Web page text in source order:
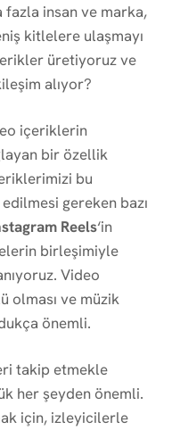
fazla insan ve marka,
kitlelere ulaşmayı
üretiyoruz ve
alıyor?
içeriklerin
bir özellik
bu
gereken bazı
Reels‘in
birleşimiyle
Video
olması ve müzik
önemli.
takip etmekle
her şeyden önemli.
için, izleyicilerle